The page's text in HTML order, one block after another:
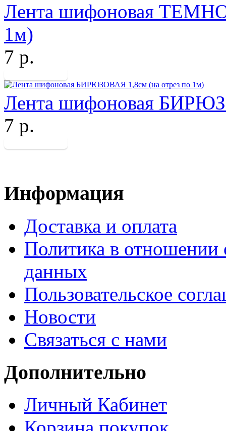
Лента шифоновая
1м)
7 р.
Лента шифоновая
7 р.
Информация
Доставка и оплата
Политика в отношении
данных
Пользовательское
Новости
Связаться с нами
Дополнительно
Личный Кабинет